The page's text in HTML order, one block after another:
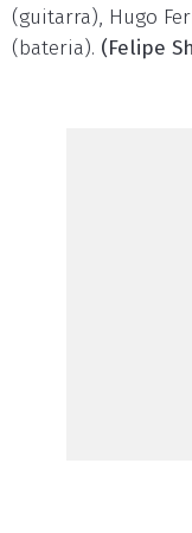
(guitarra), Hugo
(bateria). (Felipe